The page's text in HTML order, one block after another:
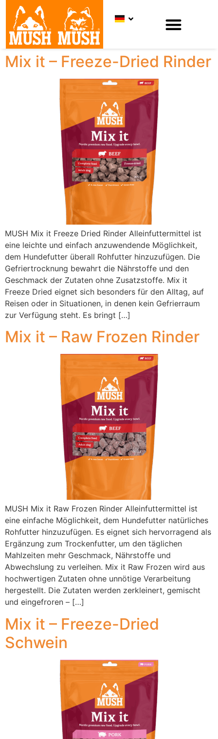
Mix it – Freeze-Dried Rinder
MUSH Mix it Freeze Dried Rinder Alleinfuttermittel ist
eine leichte und einfach anzuwendende Möglichkeit,
dem Hundefutter überall Rohfutter hinzuzufügen. Die
Gefriertrocknung bewahrt die Nährstoffe und den
Geschmack der Zutaten ohne Zusatzstoffe. Mix it
Freeze Dried eignet sich besonders für den Alltag, auf
Reisen oder in Situationen, in denen kein Gefrierraum
zur Verfügung steht. Es bringt […]
Mix it – Raw Frozen Rinder
MUSH Mix it Raw Frozen Rinder Alleinfuttermittel ist
eine einfache Möglichkeit, dem Hundefutter natürliches
Rohfutter hinzuzufügen. Es eignet sich hervorragend als
Ergänzung zum Trockenfutter, um den täglichen
Mahlzeiten mehr Geschmack, Nährstoffe und
Abwechslung zu verleihen. Mix it Raw Frozen wird aus
hochwertigen Zutaten ohne unnötige Verarbeitung
hergestellt. Die Zutaten werden zerkleinert, gemischt
und eingefroren – […]
Mix it – Freeze-Dried
Schwein